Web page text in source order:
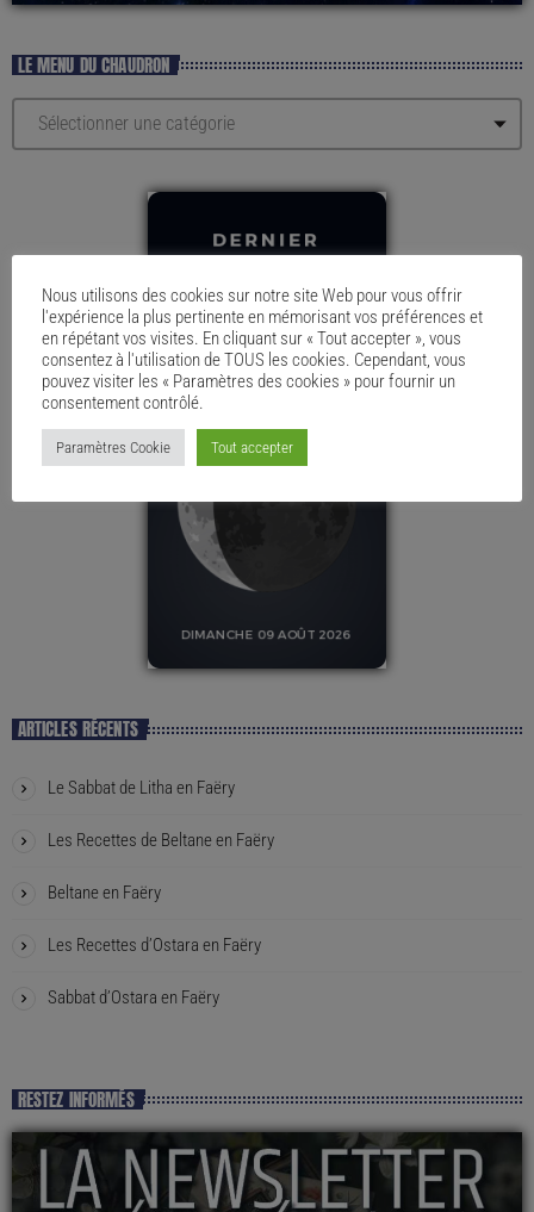
LE MENU DU CHAUDRON
ARTICLES RÉCENTS
Le Sabbat de Litha en Faëry
Les Recettes de Beltane en Faëry
Beltane en Faëry
Les Recettes d’Ostara en Faëry
Sabbat d’Ostara en Faëry
RESTEZ INFORMÉS
Nous utilisons des cookies sur notre site Web pour vous offrir
l'expérience la plus pertinente en mémorisant vos préférences et
en répétant vos visites. En cliquant sur « Tout accepter », vous
consentez à l'utilisation de TOUS les cookies. Cependant, vous
pouvez visiter les « Paramètres des cookies » pour fournir un
consentement contrôlé.
Paramètres Cookie Tout accepter